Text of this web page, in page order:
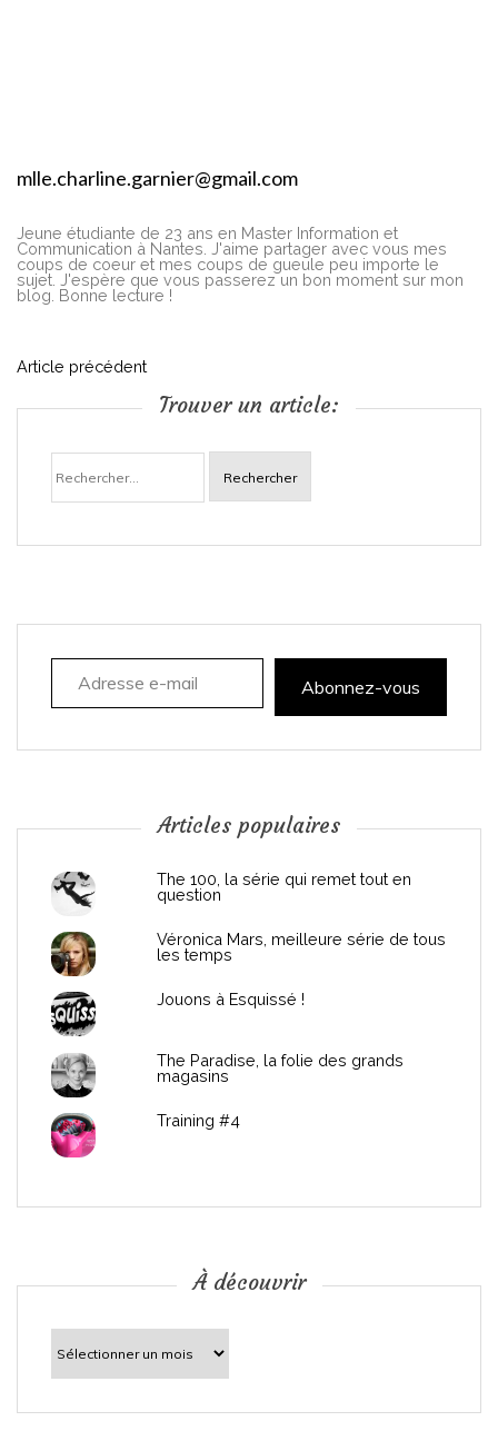
mlle.charline.garnier@gmail.com
Jeune étudiante de 23 ans en Master Information et
Communication à Nantes. J'aime partager avec vous mes
coups de coeur et mes coups de gueule peu importe le
sujet. J'espère que vous passerez un bon moment sur mon
blog. Bonne lecture !
N
i
a
n
c
Article précédent
Trouver un article:
Rechercher :
Adresse e-mail
Abonnez-vous
Articles populaires
The 100, la série qui remet tout en
question
Véronica Mars, meilleure série de tous
les temps
Jouons à Esquissé !
The Paradise, la folie des grands
magasins
Training #4
À découvrir
découvrir